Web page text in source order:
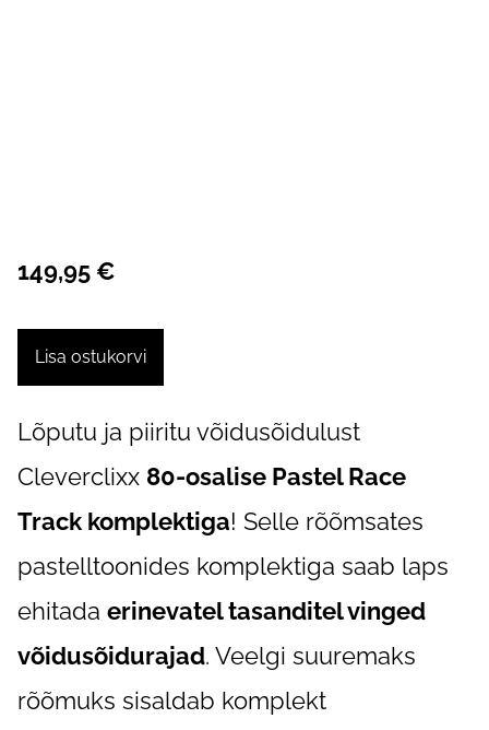
149,95 €
Lisa ostukorvi
Lõputu ja piiritu võidusõidulust
Cleverclixx 80-osalise Pastel Race
Track komplektiga! Selle rõõmsates
pastelltoonides komplektiga saab laps
ehitada erinevatel tasanditel vinged
võidusõidurajad. Veelgi suuremaks
rõõmuks sisaldab komplekt